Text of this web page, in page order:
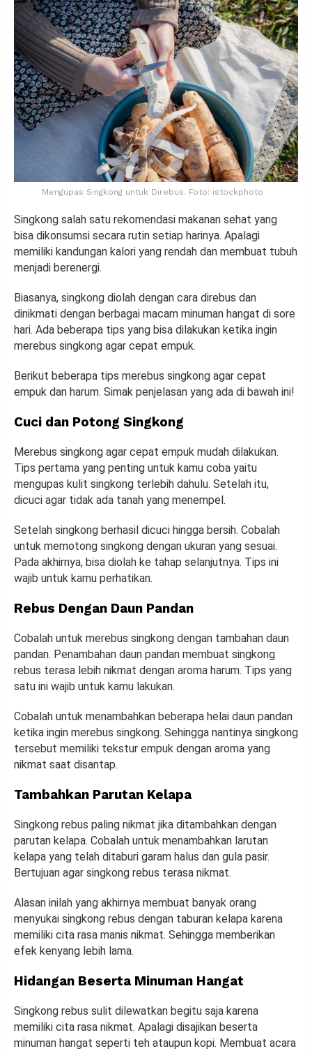
Mengupas Singkong untuk Direbus. Foto: istockphoto
Singkong salah satu rekomendasi makanan sehat yang
bisa dikonsumsi secara rutin setiap harinya. Apalagi
memiliki kandungan kalori yang rendah dan membuat tubuh
menjadi berenergi.
Biasanya, singkong diolah dengan cara direbus dan
dinikmati dengan berbagai macam minuman hangat di sore
hari. Ada beberapa tips yang bisa dilakukan ketika ingin
merebus singkong agar cepat empuk.
Berikut beberapa tips merebus singkong agar cepat
empuk dan harum. Simak penjelasan yang ada di bawah ini!
Cuci dan Potong Singkong
Merebus singkong agar cepat empuk mudah dilakukan.
Tips pertama yang penting untuk kamu coba yaitu
mengupas kulit singkong terlebih dahulu. Setelah itu,
dicuci agar tidak ada tanah yang menempel.
Setelah singkong berhasil dicuci hingga bersih. Cobalah
untuk memotong singkong dengan ukuran yang sesuai.
Pada akhirnya, bisa diolah ke tahap selanjutnya. Tips ini
wajib untuk kamu perhatikan.
Rebus Dengan Daun Pandan
Cobalah untuk merebus singkong dengan tambahan daun
pandan. Penambahan daun pandan membuat singkong
rebus terasa lebih nikmat dengan aroma harum. Tips yang
satu ini wajib untuk kamu lakukan.
Cobalah untuk menambahkan beberapa helai daun pandan
ketika ingin merebus singkong. Sehingga nantinya singkong
tersebut memiliki tekstur empuk dengan aroma yang
nikmat saat disantap.
Tambahkan Parutan Kelapa
Singkong rebus paling nikmat jika ditambahkan dengan
parutan kelapa. Cobalah untuk menambahkan larutan
kelapa yang telah ditaburi garam halus dan gula pasir.
Bertujuan agar singkong rebus terasa nikmat.
Alasan inilah yang akhirnya membuat banyak orang
menyukai singkong rebus dengan taburan kelapa karena
memiliki cita rasa manis nikmat. Sehingga memberikan
efek kenyang lebih lama.
Hidangan Beserta Minuman Hangat
Singkong rebus sulit dilewatkan begitu saja karena
memiliki cita rasa nikmat. Apalagi disajikan beserta
minuman hangat seperti teh ataupun kopi. Membuat acara